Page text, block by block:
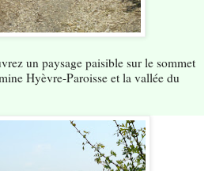
un paysage paisible sur le sommet
Hyèvre-Paroisse et la vallée du